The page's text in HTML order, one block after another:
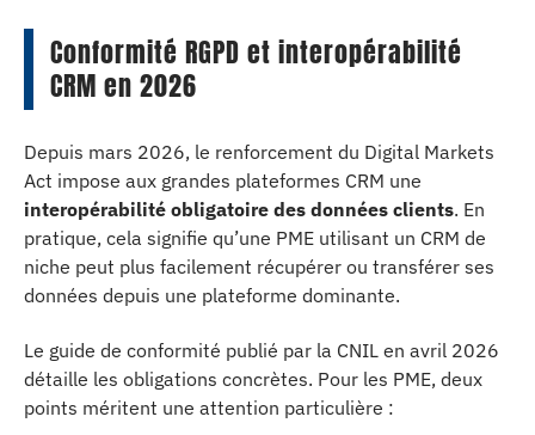
Conformité RGPD et interopérabilité
CRM en 2026
Depuis mars 2026, le renforcement du Digital Markets
Act impose aux grandes plateformes CRM une
interopérabilité obligatoire des données clients. En
pratique, cela signifie qu’une PME utilisant un CRM de
niche peut plus facilement récupérer ou transférer ses
données depuis une plateforme dominante.
Le guide de conformité publié par la CNIL en avril 2026
détaille les obligations concrètes. Pour les PME, deux
points méritent une attention particulière :